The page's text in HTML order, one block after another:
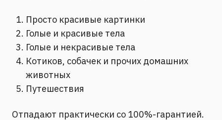
Просто красивые картинки
Голые и красивые тела
Голые и некрасивые тела
Котиков, собачек и прочих домашних
животных
Путешествия
Отпадают практически со 100%-гарантией.